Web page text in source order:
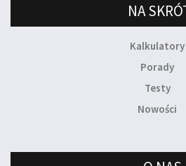
NA
Kalkulatory
Porady
Testy
Nowości